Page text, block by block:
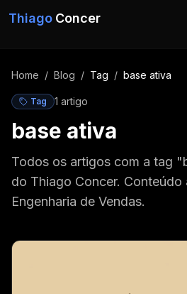
Thiago Concer
Home / Blog / Tag / base ativa
Tag 1 artigo
base ativa
Todos os artigos com a tag
do Thiago Concer. Conteúdo
Engenharia de Vendas.